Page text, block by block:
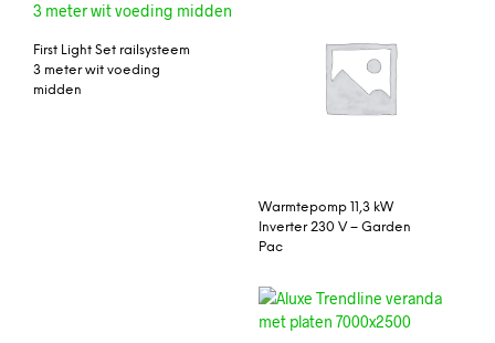
First Light Set railsysteem
3 meter wit voeding
midden
Warmtepomp 11,3 kW
Inverter 230 V – Garden
Pac